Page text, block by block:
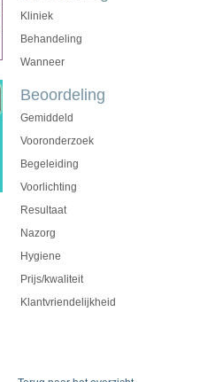
Kliniek
Behandeling
Wanneer
Beoordeling
Gemiddeld
Vooronderzoek
Begeleiding
Voorlichting
Resultaat
Nazorg
Hygiene
Prijs/kwaliteit
Klantvriendelijkheid